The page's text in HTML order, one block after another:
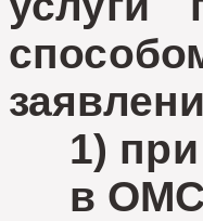
1) при
в